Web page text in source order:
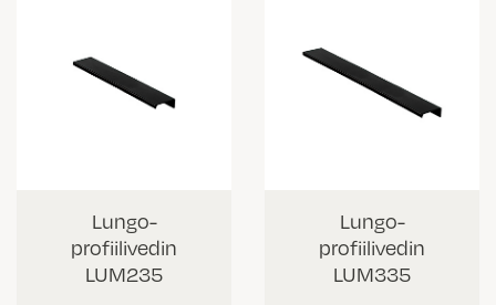
Lungo-
profiilivedin
LUM235
Lungo-
profiilivedin
LUM335